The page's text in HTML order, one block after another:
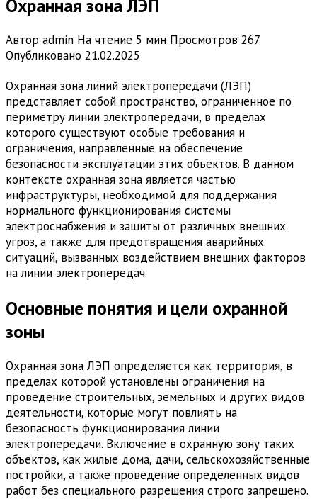
Охранная зона ЛЭП
Автор admin На чтение 5 мин Просмотров 267
Опубликовано 21.02.2025
Охранная зона линий электропередачи (ЛЭП)
представляет собой пространство, ограниченное по
периметру линии электропередачи, в пределах
которого существуют особые требования и
ограничения, направленные на обеспечение
безопасности эксплуатации этих объектов. В данном
контексте охранная зона является частью
инфраструктуры, необходимой для поддержания
нормального функционирования системы
электроснабжения и защиты от различных внешних
угроз, а также для предотвращения аварийных
ситуаций, вызванных воздействием внешних факторов
на линии электропередач.
Основные понятия и цели охранной
зоны
Охранная зона ЛЭП определяется как территория, в
пределах которой установлены ограничения на
проведение строительных, земельных и других видов
деятельности, которые могут повлиять на
безопасность функционирования линии
электропередачи. Включение в охранную зону таких
объектов, как жилые дома, дачи, сельскохозяйственные
постройки, а также проведение определённых видов
работ без специального разрешения строго запрещено.